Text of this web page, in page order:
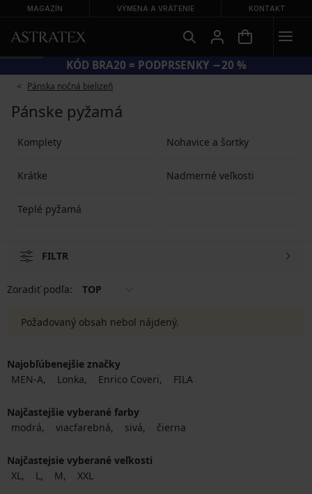
MAGAZÍN VÝMENA A VRÁTENIE KONTAKT
KÓD BRA20 = PODPRSENKY −20 %
Pánska nočná bielizeň
Pánske pyžamá
Komplety Nohavice a šortky
Krátke Nadmerné veľkosti
Teplé pyžamá
FILTR
Zoradiť podľa: TOP
Požadovaný obsah nebol nájdený.
Najobľúbenejšie značky
MEN-A
Lonka Enrico Coveri FILA
Najčastejšie vyberané farby
modrá
viacfarebná sivá čierna
Najčastejsie vyberané veľkosti
XL
L M XXL